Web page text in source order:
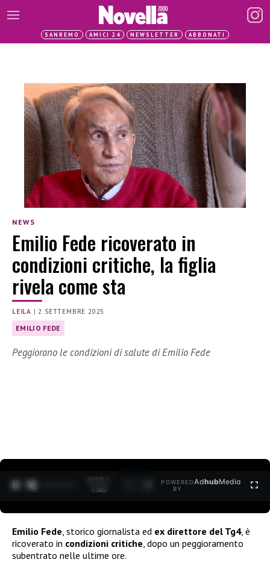
SANREMO AMICI 24 NEWSLETTER ABBONATI
NEWS
Emilio Fede ricoverato in
condizioni critiche, la figlia
rivela come sta
LEILA |2 SETTEMBRE 2025
EMILIO FEDE
Peggiorano le condizioni di salute di Emilio Fede
0:12 /
1:40
POWERED
BY
AdhubMedia
Emilio Fede , storico giornalista ed ex direttore del Tg4, è
ricoverato in condizioni critiche , dopo un peggioramento
subentrato nelle ultime ore.